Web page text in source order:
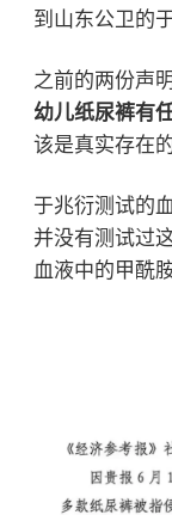
到山东公卫的
之前的两份声
幼儿纸尿裤有
该是真实存在
于兆衍测试的
并没有测试过
血液中的甲酰